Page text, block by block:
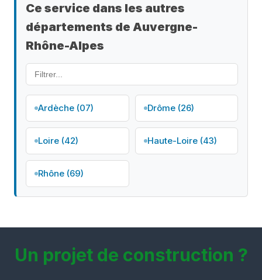
Ce service dans les autres
départements de Auvergne-
Rhône-Alpes
Ardèche (07) Drôme (26)
Loire (42) Haute-Loire (43)
Rhône (69)
Un projet de construction ?